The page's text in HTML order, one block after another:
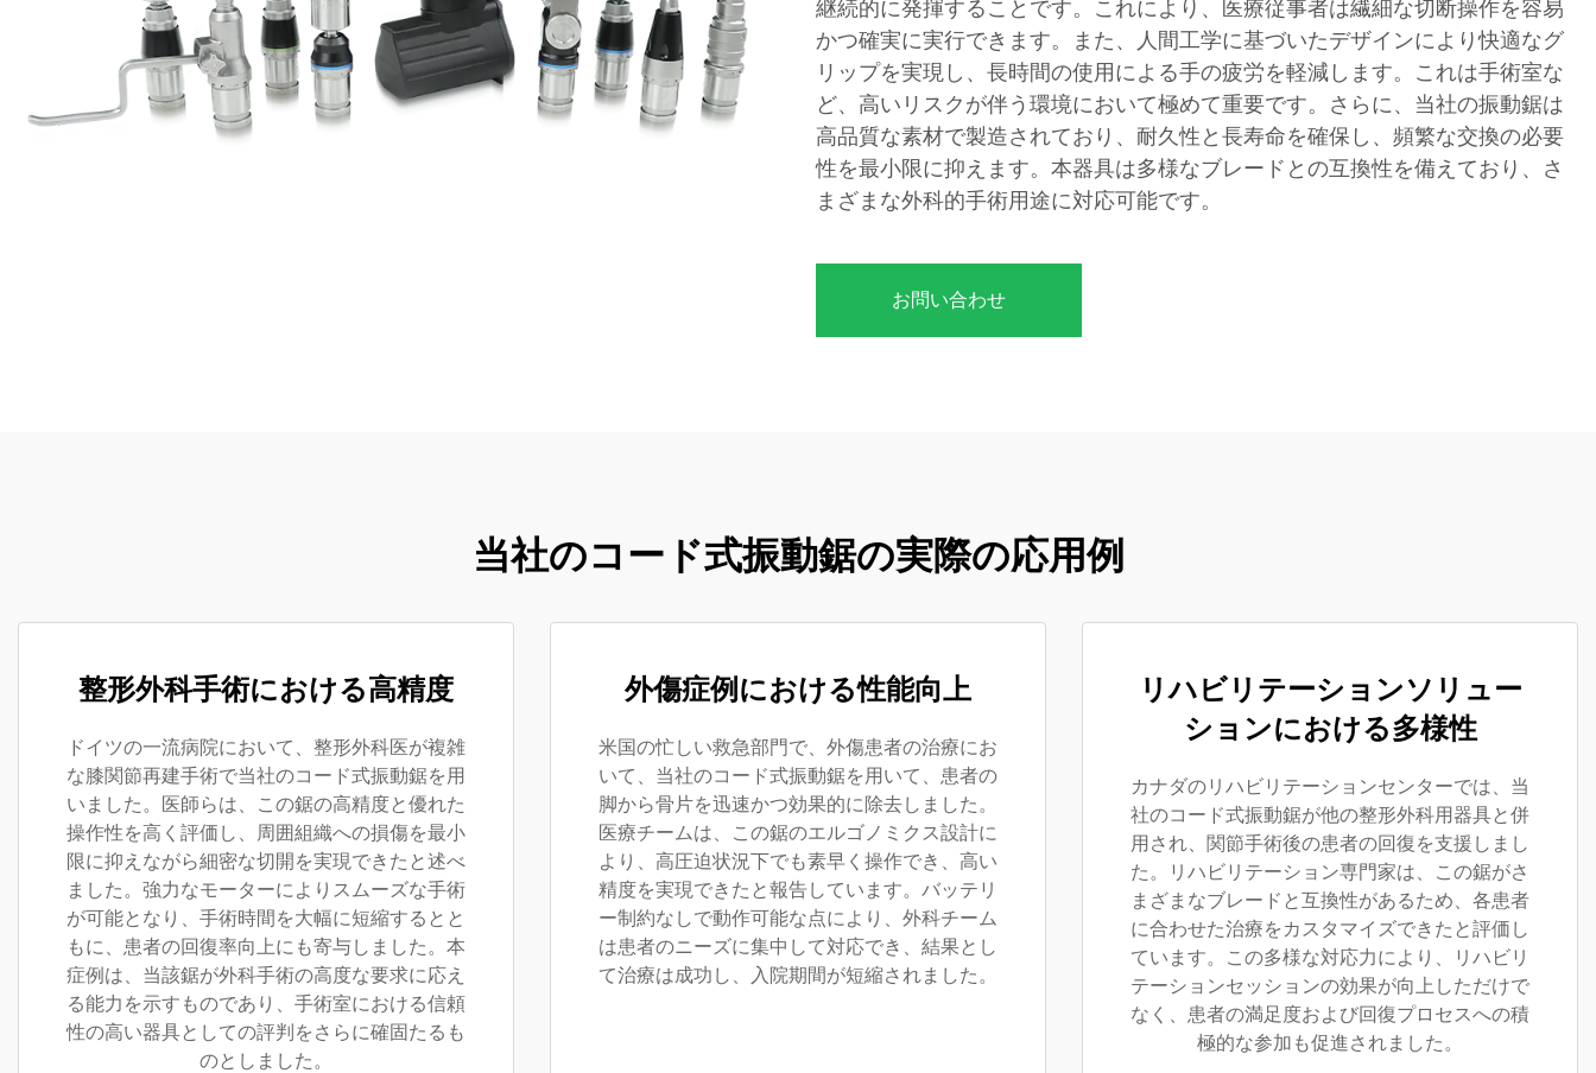
継続的に発揮することです。これにより、医療従事者は繊細な切断操作を容易
かつ確実に実行できます。また、人間工学に基づいたデザインにより快適なグ
リップを実現し、長時間の使用による手の疲労を軽減します。これは手術室な
ど、高いリスクが伴う環境において極めて重要です。さらに、当社の振動鋸は
高品質な素材で製造されており、耐久性と長寿命を確保し、頻繁な交換の必要
性を最小限に抑えます。本器具は多様なブレードとの互換性を備えており、さ
まざまな外科的手術用途に対応可能です。
お問い合わせ
当社のコード式振動鋸の実際の応用例
整形外科手術における高精度
ドイツの一流病院において、整形外科医が複雑
な膝関節再建手術で当社のコード式振動鋸を用
いました。医師らは、この鋸の高精度と優れた
操作性を高く評価し、周囲組織への損傷を最小
限に抑えながら細密な切開を実現できたと述べ
ました。強力なモーターによりスムーズな手術
が可能となり、手術時間を大幅に短縮するとと
もに、患者の回復率向上にも寄与しました。本
症例は、当該鋸が外科手術の高度な要求に応え
る能力を示すものであり、手術室における信頼
性の高い器具としての評判をさらに確固たるも
のとしました。
外傷症例における性能向上
米国の忙しい救急部門で、外傷患者の治療にお
いて、当社のコード式振動鋸を用いて、患者の
脚から骨片を迅速かつ効果的に除去しました。
医療チームは、この鋸のエルゴノミクス設計に
より、高圧迫状況下でも素早く操作でき、高い
精度を実現できたと報告しています。バッテリ
ー制約なしで動作可能な点により、外科チーム
は患者のニーズに集中して対応でき、結果とし
て治療は成功し、入院期間が短縮されました。
リハビリテーションソリュー
ションにおける多様性
カナダのリハビリテーションセンターでは、当
社のコード式振動鋸が他の整形外科用器具と併
用され、関節手術後の患者の回復を支援しまし
た。リハビリテーション専門家は、この鋸がさ
まざまなブレードと互換性があるため、各患者
に合わせた治療をカスタマイズできたと評価し
ています。この多様な対応力により、リハビリ
テーションセッションの効果が向上しただけで
なく、患者の満足度および回復プロセスへの積
極的な参加も促進されました。